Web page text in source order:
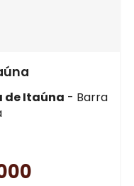
de Itaúna - Barra